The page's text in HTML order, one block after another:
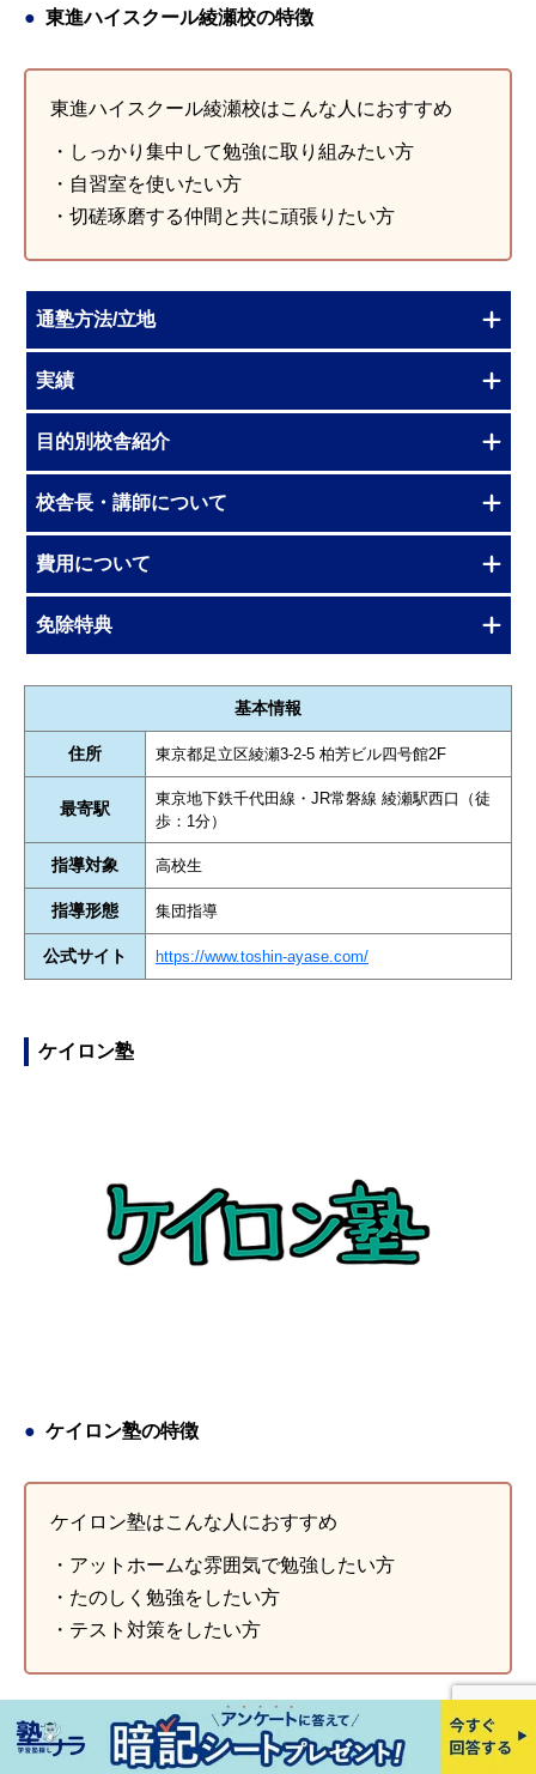
東進ハイスクール綾瀬校の特徴
東進ハイスクール綾瀬校はこんな人におすすめ
・しっかり集中して勉強に取り組みたい方
・自習室を使いたい方
・切磋琢磨する仲間と共に頑張りたい方
通塾方法/立地
実績
目的別校舎紹介
校舎長・講師について
費用について
免除特典
基本情報
住所 東京都足立区綾瀬3-2-5 柏芳ビル四号館2F
最寄駅
東京地下鉄千代田線・JR常磐線 綾瀬駅西口（徒
歩：1分）
指導対象 高校生
指導形態 集団指導
公式サイト https://www.toshin-ayase.com/
ケイロン塾
ケイロン塾の特徴
ケイロン塾はこんな人におすすめ
・アットホームな雰囲気で勉強したい方
・たのしく勉強をしたい方
・テスト対策をしたい方
通塾方法/立地